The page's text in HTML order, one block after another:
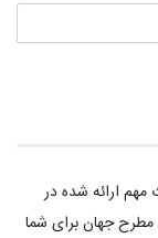
مهم ارائه شده در
جهان برای شما